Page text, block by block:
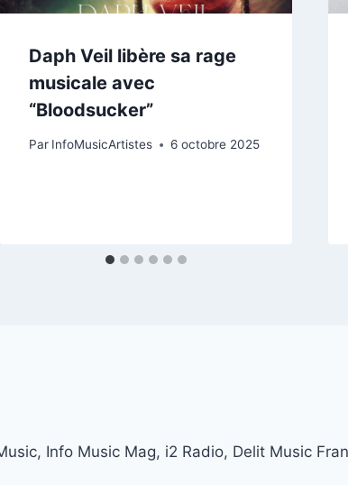
Daph Veil libère sa rage
musicale avec
“Bloodsucker”
Par InfoMusicArtistes 6 octobre 2025
Info Music Mag, i2 Radio, Delit Music